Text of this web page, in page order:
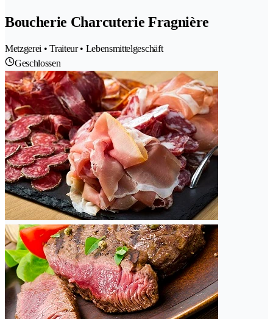
Boucherie Charcuterie Fragnière
Metzgerei • Traiteur • Lebensmittelgeschäft
Geschlossen